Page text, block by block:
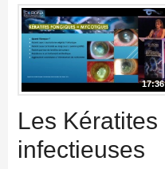
17:36
Les Kératites
infectieuses